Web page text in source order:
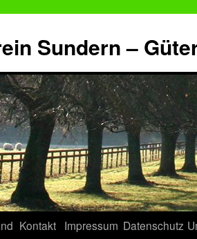
Sundern –
Kontakt Impressum Datenschutz